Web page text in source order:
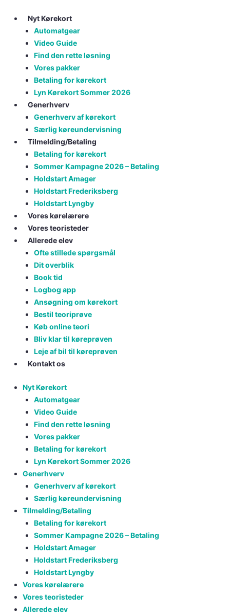
content
Nyt Kørekort
Automatgear
Video Guide
Find den rette løsning
Vores pakker
Betaling for kørekort
Lyn Kørekort Sommer 2026
Generhverv
Generhverv af kørekort
Særlig køreundervisning
Tilmelding/Betaling
Betaling for kørekort
Sommer Kampagne 2026 – Betaling
Holdstart Amager
Holdstart Frederiksberg
Holdstart Lyngby
Vores kørelærere
Vores teoristeder
Allerede elev
Ofte stillede spørgsmål
Dit overblik
Book tid
Logbog app
Ansøgning om kørekort
Bestil teoriprøve
Køb online teori
Bliv klar til køreprøven
Leje af bil til køreprøven
Kontakt os
Nyt Kørekort
Automatgear
Video Guide
Find den rette løsning
Vores pakker
Betaling for kørekort
Lyn Kørekort Sommer 2026
Generhverv
Generhverv af kørekort
Særlig køreundervisning
Tilmelding/Betaling
Betaling for kørekort
Sommer Kampagne 2026 – Betaling
Holdstart Amager
Holdstart Frederiksberg
Holdstart Lyngby
Vores kørelærere
Vores teoristeder
Allerede elev